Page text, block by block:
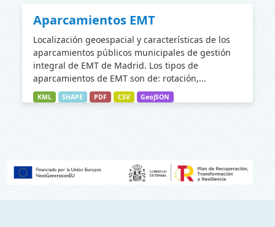
Aparcamientos EMT
Localización geoespacial y características de los
aparcamientos públicos municipales de gestión
integral de EMT de Madrid. Los tipos de
aparcamientos de EMT son de: rotación,...
KML SHAPE PDF CSV GeoJSON